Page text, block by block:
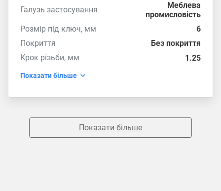
Галузь застосування
Меблева
промисловість
Розмір під ключ, мм
6
Покриття
Без покриття
Крок різьби, мм
1.25
Показати більше
Показати більше